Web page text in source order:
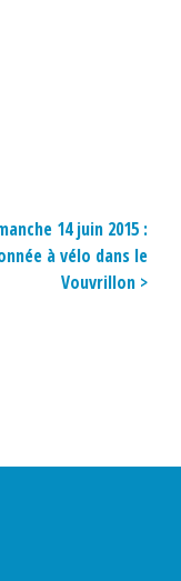
14 juin 2015 :
à vélo dans le
Vouvrillon >